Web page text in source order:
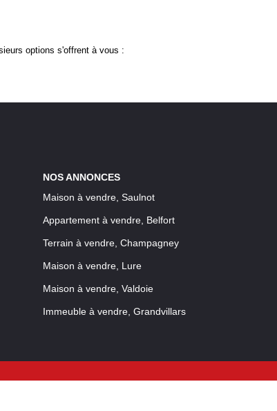
options s'offrent à vous :
NOS ANNONCES
Maison à vendre, Saulnot
Appartement à vendre, Belfort
Terrain à vendre, Champagney
Maison à vendre, Lure
Maison à vendre, Valdoie
Immeuble à vendre, Grandvillars